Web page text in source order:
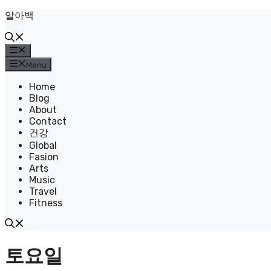
Skip
content
알아백
Menu
Home
Blog
About
Contact
건강
Global
Fasion
Arts
Music
Travel
Fitness
토요일